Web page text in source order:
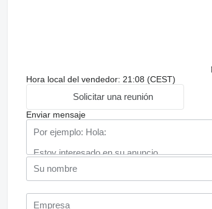
Hora local del vendedor: 21:08 (CEST)
Solicitar una reunión
Enviar mensaje